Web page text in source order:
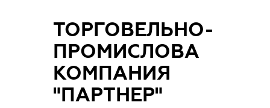
ТОРГОВЕЛЬНО-
ПРОМИСЛОВА
КОМПАНИЯ
"ПАРТНЕР"